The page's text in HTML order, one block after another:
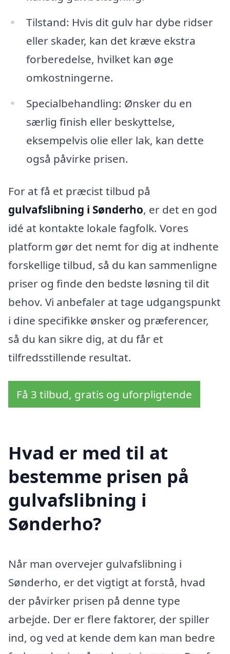
Tilstand: Hvis dit gulv har dybe ridser
eller skader, kan det kræve ekstra
forberedelse, hvilket kan øge
omkostningerne.
Specialbehandling: Ønsker du en
særlig finish eller beskyttelse,
eksempelvis olie eller lak, kan dette
også påvirke prisen.
For at få et præcist tilbud på
gulvafslibning i Sønderho, er det en god
idé at kontakte lokale fagfolk. Vores
platform gør det nemt for dig at indhente
forskellige tilbud, så du kan sammenligne
priser og finde den bedste løsning til dit
behov. Vi anbefaler at tage udgangspunkt
i dine specifikke ønsker og præferencer,
så du kan sikre dig, at du får et
tilfredsstillende resultat.
Få 3 tilbud, gratis og uforpligtende
Hvad er med til at
bestemme prisen på
gulvafslibning i
Sønderho?
Når man overvejer gulvafslibning i
Sønderho, er det vigtigt at forstå, hvad
der påvirker prisen på denne type
arbejde. Der er flere faktorer, der spiller
ind, og ved at kende dem kan man bedre